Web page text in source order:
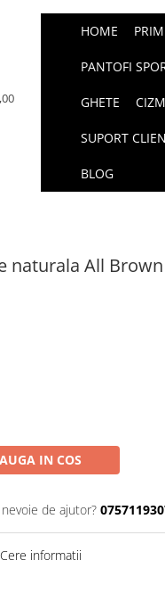
HOME
PANTOFI
GHETE
SUPORT
BLOG
naturala All Brown
IN COS
de ajutor?
Cere informatii